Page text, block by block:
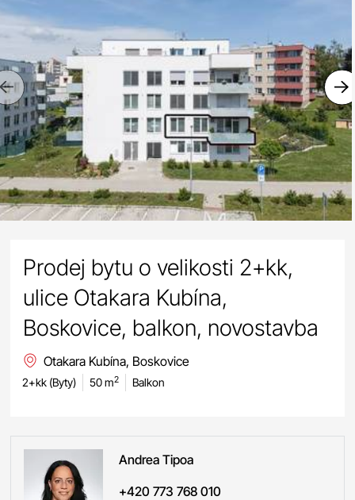
Previous
Prodej bytu o velikosti 2+kk,
ulice Otakara Kubína,
Boskovice, balkon, novostavba
Otakara Kubína, Boskovice
2+kk (Byty) 50 m2 Balkon
AndreaTipoa
+420 773 768 010